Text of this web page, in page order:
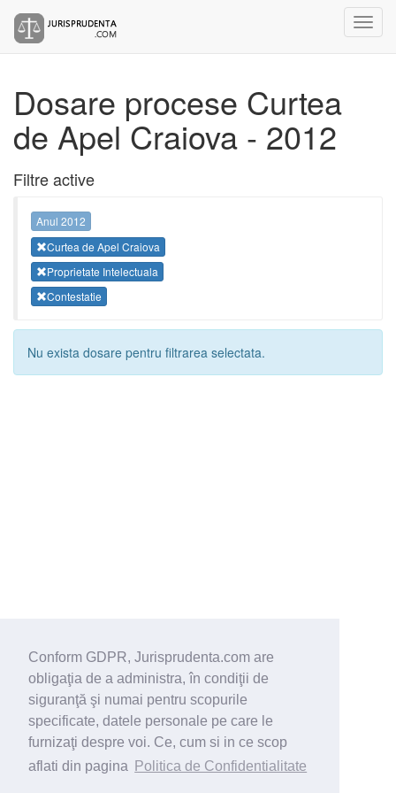
Conform GDPR, Jurisprudenta.com are
obligaţia de a administra, în condiţii de
siguranţă şi numai pentru scopurile
specificate, datele personale pe care le
furnizaţi despre voi. Ce, cum si in ce scop
aflati din pagina
Politica de Confidentialitate
Dosare procese Curtea
de Apel Craiova - 2012
Filtre active
Anul 2012
Curtea de Apel Craiova
Proprietate Intelectuala
Contestatie
Nu exista dosare pentru filtrarea selectata.